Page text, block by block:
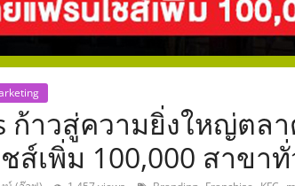
ก้าวสู่ความยิ่งใหญ่ตล
ส์เพิ่ม 100,000 สาขา